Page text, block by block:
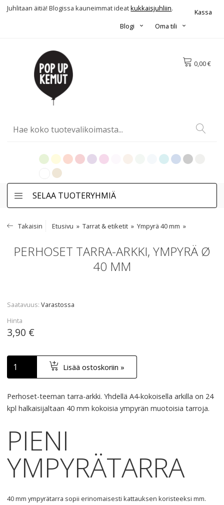
Juhlitaan äitiä! Blogissa kauneimmat ideatkukkaisjuhliin.
Kassa
Oma tili
Blogi
0,00 €
SELAA TUOTERYHMIÄ
Takaisin Etusivu Tarrat & etiketit Ympyrä 40 mm
PERHOSET TARRA-ARKKI, YMPYRÄ Ø
40 MM
Saatavuus Varastossa
Hinta
3,90 €
Lisää ostoskoriin »
Perhoset-teeman tarra-arkki. Yhdellä A4-kokoisella arkilla on 24
kpl halkaisijaltaan 40 mm kokoisia ympyrän muotoisia tarroja.
PIENI
YMPYRÄTARRA
40 mm ympyrätarra sopii erinomaisesti kattauksen koristeeksi mm.